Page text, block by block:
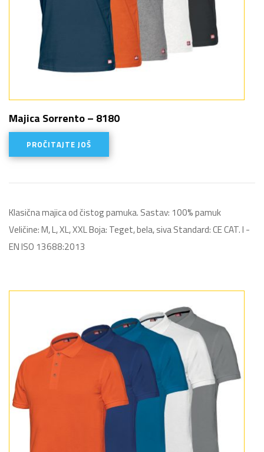
Majica Sorrento – 8180
PROČITAJTE JOŠ
Klasična majica od čistog pamuka. Sastav: 100% pamuk
Veličine: M, L, XL, XXL Boja: Teget, bela, siva Standard: CE CAT. I -
EN ISO 13688:2013